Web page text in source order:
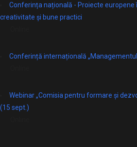
Conferința națională - Proiecte europene
creativitate și bune practici
Conferință internațională „Managementul
Webinar „Comisia pentru formare și
(15 sept.)